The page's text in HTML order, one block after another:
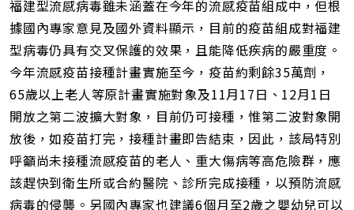
福建型流感病毒雖未涵蓋在今年的流感疫苗組成中，但根
據國內專家意見及國外資料顯示，目前的疫苗組成對福建
型病毒仍具有交叉保護的效果，且能降低疾病的嚴重度。
今年流感疫苗接種計畫實施至今，疫苗約剩餘35萬劑，
65歲以上老人等原計畫實施對象及11月17日、12月1日
開放之第二波擴大對象，目前仍可接種，惟第二波對象開
放後，如疫苗打完，接種計畫即告結束，因此，該局特別
呼籲尚未接種流感疫苗的老人、重大傷病等高危險群，應
該趕快到衛生所或合約醫院、診所完成接種，以預防流感
病毒的侵襲。另國內專家也建議6個月至2歲之嬰幼兒可以